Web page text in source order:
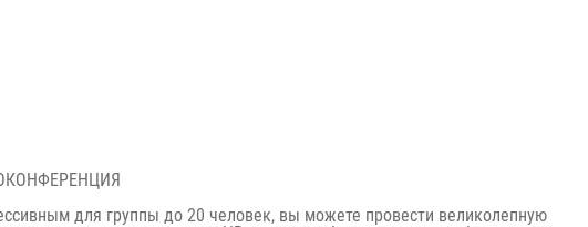
для группы до 20 человек, вы можете провести великолепную